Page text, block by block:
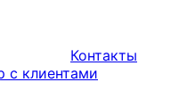
Контакты
с клиентами